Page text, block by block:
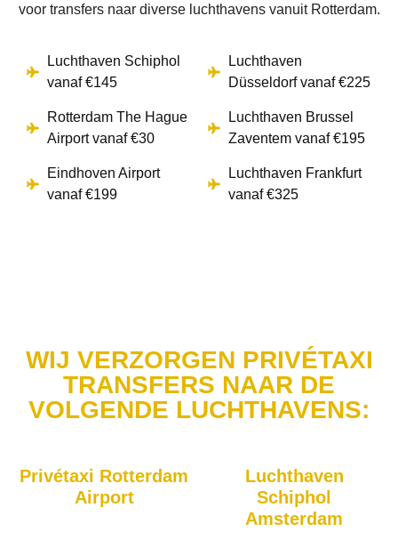
voor transfers naar diverse luchthavens vanuit Rotterdam.
Luchthaven Schiphol
vanaf €145
Rotterdam The Hague
Airport vanaf €30
Eindhoven Airport
vanaf €199
Luchthaven
Düsseldorf vanaf €225
Luchthaven Brussel
Zaventem vanaf €195
Luchthaven Frankfurt
vanaf €325
WIJ VERZORGEN PRIVÉTAXI
TRANSFERS NAAR DE
VOLGENDE LUCHTHAVENS:
Privétaxi Rotterdam
Airport
Luchthaven
Schiphol
Amsterdam